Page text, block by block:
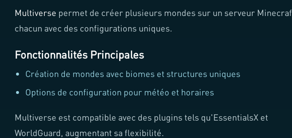
Multiverse permet de créer plusieurs mondes sur un serveur
chacun avec des configurations uniques.
Fonctionnalités Principales
Création de mondes avec biomes et structures uniques
Options de configuration pour météo et horaires
Multiverse est compatible avec des plugins tels qu'EssentialsX et
WorldGuard, augmentant sa flexibilité.